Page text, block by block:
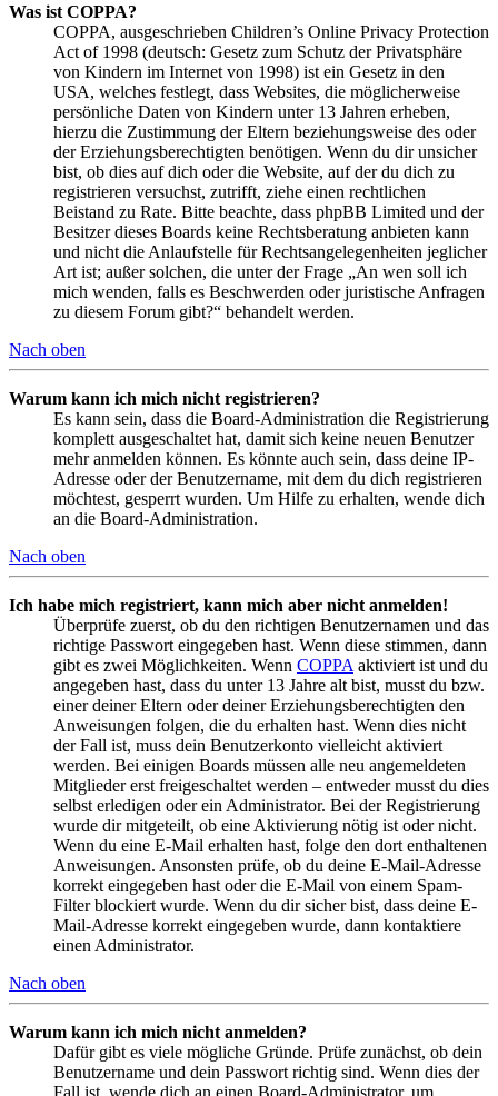
Was ist COPPA?
COPPA, ausgeschrieben Children’s Online Privacy Protection
Act of 1998 (deutsch: Gesetz zum Schutz der Privatsphäre
von Kindern im Internet von 1998) ist ein Gesetz in den
USA, welches festlegt, dass Websites, die möglicherweise
persönliche Daten von Kindern unter 13 Jahren erheben,
hierzu die Zustimmung der Eltern beziehungsweise des oder
der Erziehungsberechtigten benötigen. Wenn du dir unsicher
bist, ob dies auf dich oder die Website, auf der du dich zu
registrieren versuchst, zutrifft, ziehe einen rechtlichen
Beistand zu Rate. Bitte beachte, dass phpBB Limited und der
Besitzer dieses Boards keine Rechtsberatung anbieten kann
und nicht die Anlaufstelle für Rechtsangelegenheiten jeglicher
Art ist; außer solchen, die unter der Frage „An wen soll ich
mich wenden, falls es Beschwerden oder juristische Anfragen
zu diesem Forum gibt?“ behandelt werden.
Nach oben
Warum kann ich mich nicht registrieren?
Es kann sein, dass die Board-Administration die Registrierung
komplett ausgeschaltet hat, damit sich keine neuen Benutzer
mehr anmelden können. Es könnte auch sein, dass deine IP-
Adresse oder der Benutzername, mit dem du dich registrieren
möchtest, gesperrt wurden. Um Hilfe zu erhalten, wende dich
an die Board-Administration.
Nach oben
Ich habe mich registriert, kann mich aber nicht anmelden!
Überprüfe zuerst, ob du den richtigen Benutzernamen und das
richtige Passwort eingegeben hast. Wenn diese stimmen, dann
gibt es zwei Möglichkeiten. Wenn COPPA aktiviert ist und du
angegeben hast, dass du unter 13 Jahre alt bist, musst du bzw.
einer deiner Eltern oder deiner Erziehungsberechtigten den
Anweisungen folgen, die du erhalten hast. Wenn dies nicht
der Fall ist, muss dein Benutzerkonto vielleicht aktiviert
werden. Bei einigen Boards müssen alle neu angemeldeten
Mitglieder erst freigeschaltet werden – entweder musst du dies
selbst erledigen oder ein Administrator. Bei der Registrierung
wurde dir mitgeteilt, ob eine Aktivierung nötig ist oder nicht.
Wenn du eine E-Mail erhalten hast, folge den dort enthaltenen
Anweisungen. Ansonsten prüfe, ob du deine E-Mail-Adresse
korrekt eingegeben hast oder die E-Mail von einem Spam-
Filter blockiert wurde. Wenn du dir sicher bist, dass deine E-
Mail-Adresse korrekt eingegeben wurde, dann kontaktiere
einen Administrator.
Nach oben
Warum kann ich mich nicht anmelden?
Dafür gibt es viele mögliche Gründe. Prüfe zunächst, ob dein
Benutzername und dein Passwort richtig sind. Wenn dies der
Fall ist, wende dich an einen Board-Administrator, um